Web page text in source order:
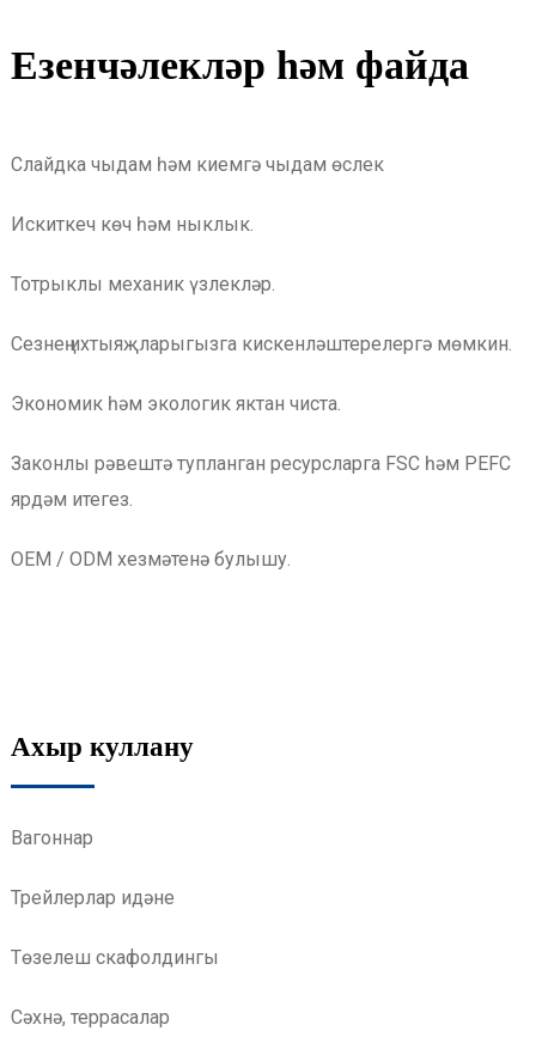
Eзенчәлекләр һәм файда
Слайдка чыдам һәм киемгә чыдам өслек
Искиткеч көч һәм ныклык.
Тотрыклы механик үзлекләр.
Сезнең ихтыяҗларыгызга кискенләштерелергә мөмкин.
Экономик һәм экологик яктан чиста.
Законлы рәвештә тупланган ресурсларга FSC һәм PEFC
ярдәм итегез.
OEM / ODM хезмәтенә булышу.
Ахыр куллану
Вагоннар
Трейлерлар идәне
Төзелеш скафолдингы
Сәхнә, террасалар